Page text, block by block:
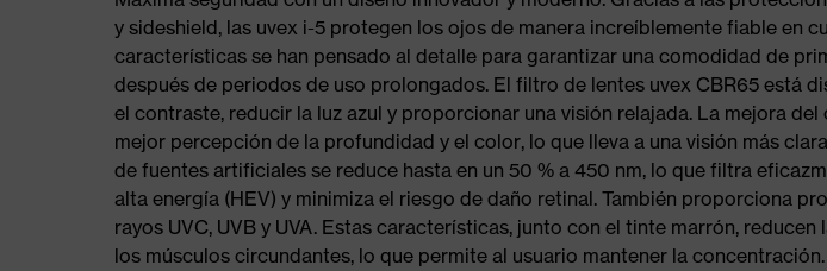
y sideshield, las uvex i-5 protegen los ojos de manera increíblemente fiable en
características se han pensado al detalle para garantizar una comodidad de
después de periodos de uso prolongados. El filtro de lentes uvex CBR65 está
el contraste, reducir la luz azul y proporcionar una visión relajada. La mejora
mejor percepción de la profundidad y el color, lo que lleva a una visión más
de fuentes artificiales se reduce hasta en un 50 % a 450 nm, lo que filtra
alta energía (HEV) y minimiza el riesgo de daño retinal. También proporciona
rayos UVC, UVB y UVA. Estas características, junto con el tinte marrón, reducen
los músculos circundantes, lo que permite al usuario mantener la